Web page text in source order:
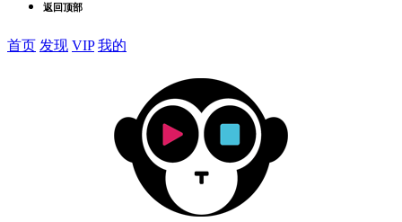
返回顶部
首页 发现 VIP 我的